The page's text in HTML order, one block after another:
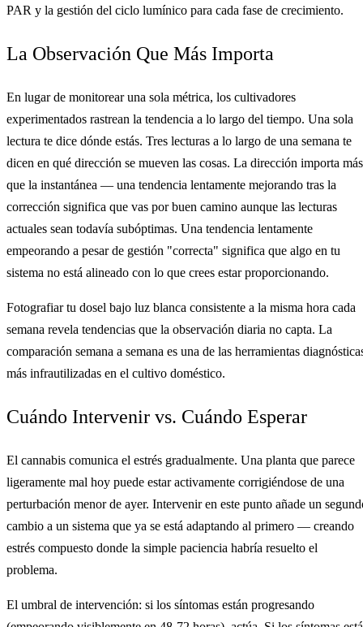
PAR y la gestión del ciclo lumínico para cada fase de crecimiento.
La Observación Que Más Importa
En lugar de monitorear una sola métrica, los cultivadores
experimentados rastrean la tendencia a lo largo del tiempo. Una sola
lectura te dice dónde estás. Tres lecturas a lo largo de una semana te
dicen en qué dirección se mueven las cosas. La dirección importa más
que la instantánea — una tendencia lentamente mejorando tras la
corrección significa que vas por buen camino aunque las lecturas
actuales sean todavía subóptimas. Una tendencia lentamente
empeorando a pesar de gestión "correcta" significa que algo en tu
sistema no está alineado con lo que crees estar proporcionando.
Fotografiar tu dosel bajo luz blanca consistente a la misma hora cada
semana revela tendencias que la observación diaria no capta. La
comparación semana a semana es una de las herramientas
más infrautilizadas en el cultivo doméstico.
Cuándo Intervenir vs. Cuándo Esperar
El cannabis comunica el estrés gradualmente. Una planta que parece
ligeramente mal hoy puede estar activamente corrigiéndose de una
perturbación menor de ayer. Intervenir en este punto añade un
cambio a un sistema que ya se está adaptando al primero — creando
estrés compuesto donde la simple paciencia habría resuelto el
problema.
El umbral de intervención: si los síntomas están progresando